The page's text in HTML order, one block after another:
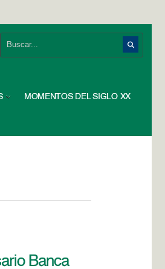
MOMENTOS DEL SIGLO XX
Banca